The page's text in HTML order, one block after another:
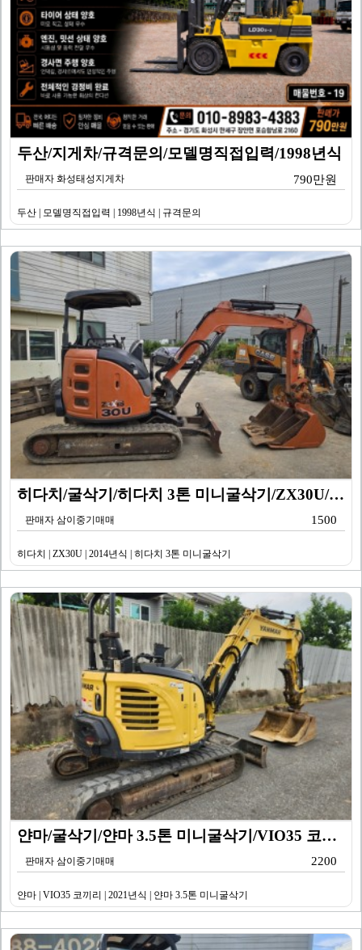
두산/지게차/규격문의/모델명직접입력/1998년식
판매자 화성태성지게차 790만원
두산 | 모델명직접입력 | 1998년식 | 규격문의
히다치/굴삭기/히다치 3톤 미니굴삭기/ZX30U/201…
판매자 삼이중기매매 1500
히다치 | ZX30U | 2014년식 | 히다치 3톤 미니굴삭기
얀마/굴삭기/얀마 3.5톤 미니굴삭기/VIO35 코끼리…
판매자 삼이중기매매 2200
얀마 | VIO35 코끼리 | 2021년식 | 얀마 3.5톤 미니굴삭기